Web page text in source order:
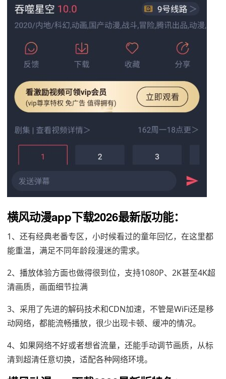
横风动漫app下载2026最新版功能：
1、还有经典老番专区，小时候看过的童年回忆，在这里都
能重温，满足不同年龄段漫迷的需求。
2、播放体验方面也做得很到位，支持1080P、2K甚至4K超
清画质，画面细节拉满
3、采用了先进的解码技术和CDN加速，不管是WiFi还是移
动网络，都能流畅播放，很少出现卡顿、缓冲的情况。
4、如果网络不好或者想省流量，还能手动调节画质，从标
清到超清任意切换，适配各种网络环境。